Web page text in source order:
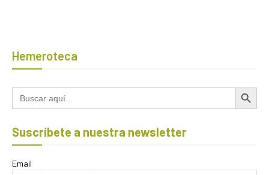
Hemeroteca
Buscar: Botón de
Suscríbete a nuestra newsletter
Email